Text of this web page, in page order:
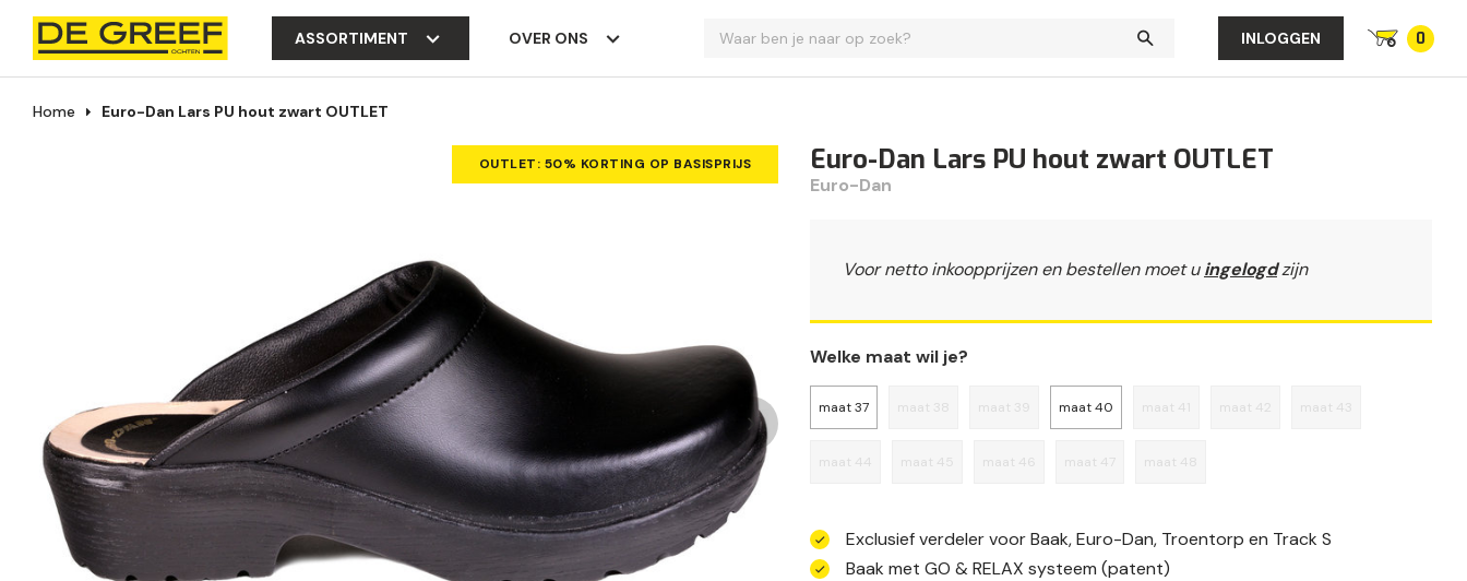
ASSORTIMENT OVER ONS INLOGGEN 0
Home Euro-Dan Lars PU hout zwart OUTLET
OUTLET: 50% KORTING OP BASISPRIJS Euro-Dan Lars PU hout zwart OUTLET
Euro-Dan
Voor netto inkoopprijzen en bestellen moet uingelogdzijn
Welke maat wil je?
maat 37 maat 38 maat 39 maat 40 maat 41 maat 42 maat 43
maat 44 maat 45 maat 46 maat 47 maat 48
Exclusief verdeler voor Baak, Euro-Dan, Troentorp en Track S
Baak met GO & RELAX systeem (patent)